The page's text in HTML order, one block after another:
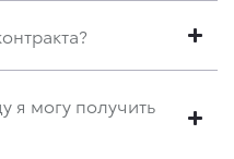
я могу получить